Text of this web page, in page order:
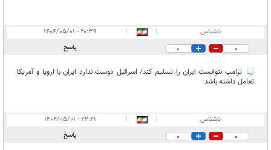
ناشناس |
|
۲۰:۳۹ - ۱۴۰۴/۰۵/۰۱
0
0 پاسخ
ترامپ نتوانست ایران را تسلیم کند/ اسرائیل دوست ندارد ایران با اروپا و آمریکا
تعامل داشته باشد
ناشناس |
|
۲۲:۲۱ - ۱۴۰۴/۰۵/۰۱
0
0 پاسخ